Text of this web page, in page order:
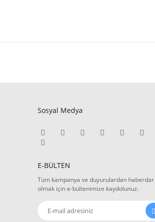
Sosyal Medya
E-BÜLTEN
Tüm kampanya ve duyurulardan haberdar
olmak için e-bültenimize kaydolunuz.